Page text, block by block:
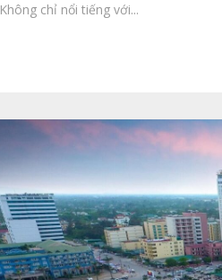
Không chỉ nổi tiếng với...